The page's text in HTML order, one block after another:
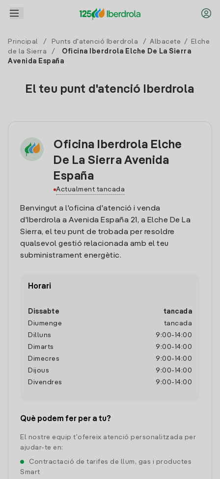
Principal / Punts d'atenció Iberdrola / Albacete /
Elche
de la Sierra
/
Oficina Iberdrola Elche De La Sierra
Avenida España
El teu punt d'atenció Iberdrola
Oficina Iberdrola Elche
De La Sierra Avenida
España
Actualment tancada
Benvingut a l'oficina d'atenció i venda
d'Iberdrola a Avenida España 21, a Elche De La
Sierra, el teu punt de trobada per resoldre
qualsevol gestió relacionada amb el teu
subministrament energètic.
Horari
Dissabte
tancada
Diumenge
tancada
Dilluns
9:00- 14:00
Dimarts
9:00- 14:00
Dimecres
9:00- 14:00
Dijous
9:00- 14:00
Divendres
9:00- 14:00
Què podem fer per a tu?
El nostre equip t'ofereix atenció personalitzada per
ajudar-te en:
Contractació de tarifes de llum, gas i productes
Smart